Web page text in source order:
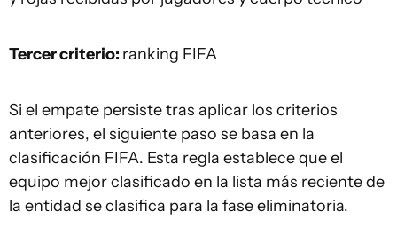
Tercer criterio: ranking FIFA
Si el empate persiste tras aplicar los criterios
anteriores, el siguiente paso se basa en la
clasificación FIFA. Esta regla establece que el
equipo mejor clasificado en la lista más reciente de
la entidad se clasifica para la fase eliminatoria.